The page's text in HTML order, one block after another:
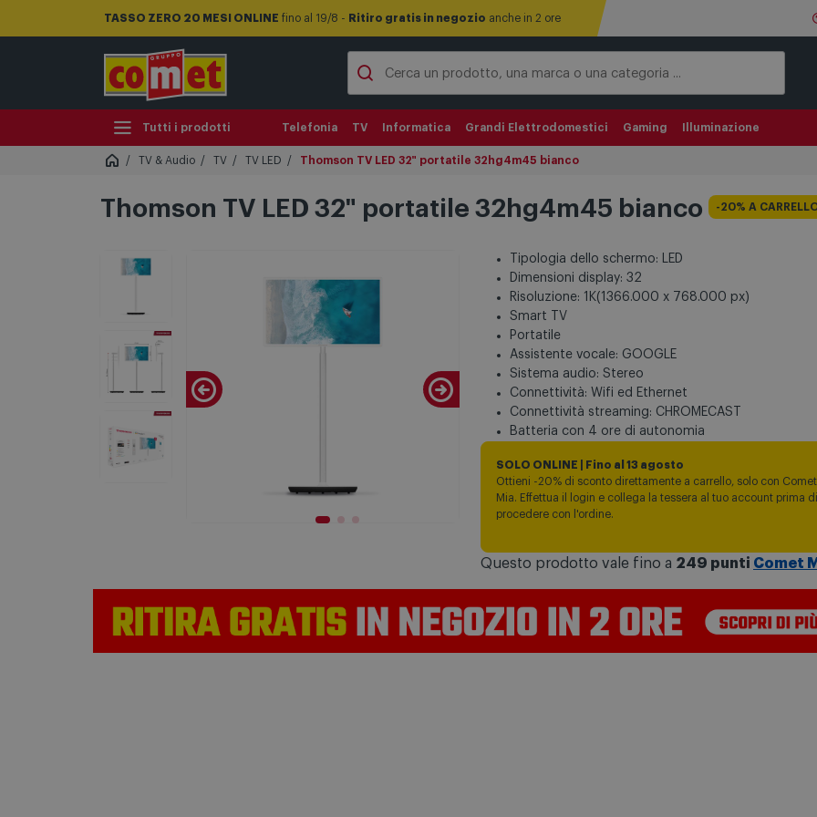
TASSO ZERO 20 MESI ONLINE fino al 19/8 - Ritiro gratis in negozio anche in 2 ore
Tutti i prodotti Telefonia TV Informatica Grandi Elettrodomestici Gaming Illuminazione
TV & Audio TV TV LED Thomson TV LED 32" portatile 32hg4m45 bianco
Thomson TV LED 32" portatile 32hg4m45 bianco -20% A
Tipologia dello schermo: LED
Dimensioni display: 32
Risoluzione: 1K(1366.000 x 768.000 px)
Smart TV
Portatile
Assistente vocale: GOOGLE
Sistema audio: Stereo
Connettività: Wifi ed Ethernet
Connettività streaming: CHROMECAST
Batteria con 4 ore di autonomia
SOLO ONLINE | Fino al 13 agosto
Ottieni -20% di sconto direttamente a carrello, solo con Comet
Mia. Effettua il login e collega la tessera al tuo account prima di
procedere con l'ordine.
Questo prodotto vale fino a 249 punti Comet